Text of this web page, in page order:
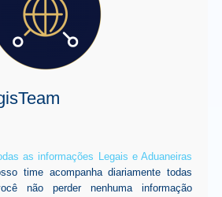
as informações Legais e Aduaneiras
time acompanha diariamente todas
não perder nenhuma informação